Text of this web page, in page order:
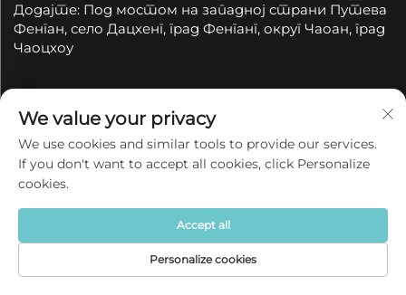
Додајте: Под мостом на западној страни Путева
Фенган, село Дацхенг, град Фенганг, округ Чаоан, град
Чаоцхоу
расписку
Придружите се нашем новинском бюлетину да
ажурирања и увид из нашег тима у Компанији.
Početna
Производ Oko Контакт
We value your privacy
We use cookies and similar tools to provide our services.
If you don't want to accept all cookies, click Personalize
cookies.
Personalize cookies
Accept all